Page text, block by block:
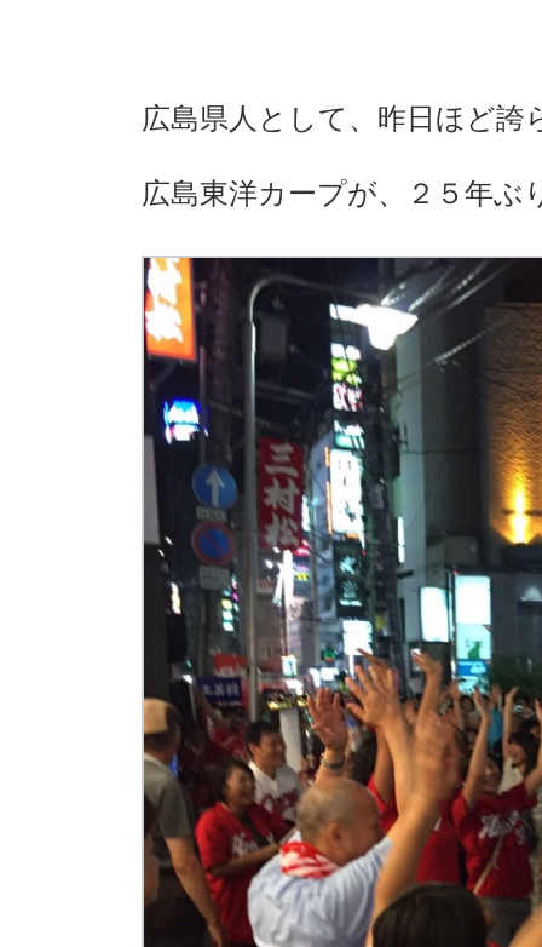
広島県人として、昨日ほど
広島東洋カープが、２５年